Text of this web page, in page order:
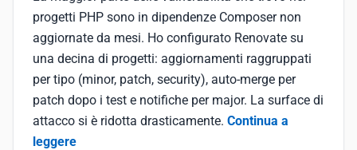
progetti PHP sono in dipendenze Composer non
aggiornate da mesi. Ho configurato Renovate su
una decina di progetti: aggiornamenti raggruppati
per tipo (minor, patch, security), auto-merge per
patch dopo i test e notifiche per major. La surface di
attacco si è ridotta drasticamente. Continua a
leggere